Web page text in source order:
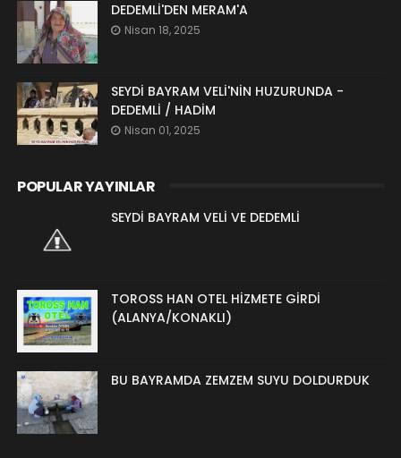
DEDEMLİ'DEN MERAM'A
Nisan 18, 2025
SEYDİ BAYRAM VELİ'NİN HUZURUNDA -
DEDEMLİ / HADİM
Nisan 01, 2025
POPULAR YAYINLAR
SEYDİ BAYRAM VELİ VE DEDEMLİ
TOROSS HAN OTEL HİZMETE GİRDİ
(ALANYA/KONAKLI)
BU BAYRAMDA ZEMZEM SUYU DOLDURDUK